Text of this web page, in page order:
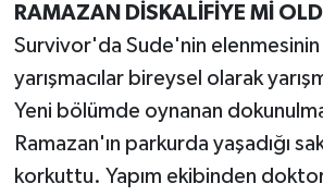
RAMAZAN DİSKALİFİYE Mİ
Survivor'da Sude'nin elenmesinin
yarışmacılar bireysel olarak
Yeni bölümde oynanan
Ramazan'ın parkurda yaşadığı
korkuttu. Yapım ekibinden